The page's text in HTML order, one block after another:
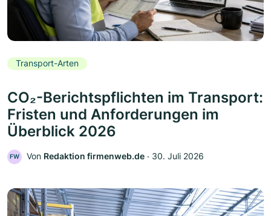
Transport-Arten
CO₂-Berichtspflichten im Transport:
Fristen und Anforderungen im
Überblick 2026
FW Von Redaktion firmenweb.de ‧ 30. Juli 2026